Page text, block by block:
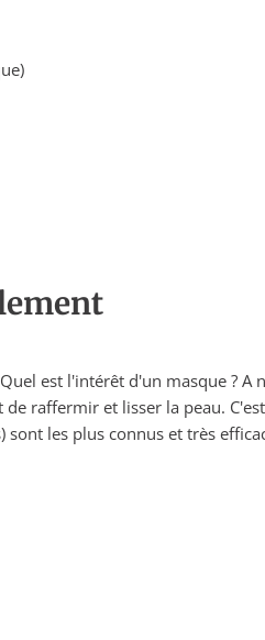
est l'intérêt d'un masque ?
raffermir et lisser la peau.
les plus connus et très